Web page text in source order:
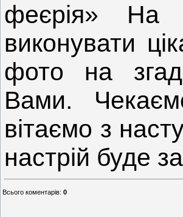
феєрія» На
виконувати
фото на
Вами.
вітаємо з
настрій буде
Всього коментарів: 0